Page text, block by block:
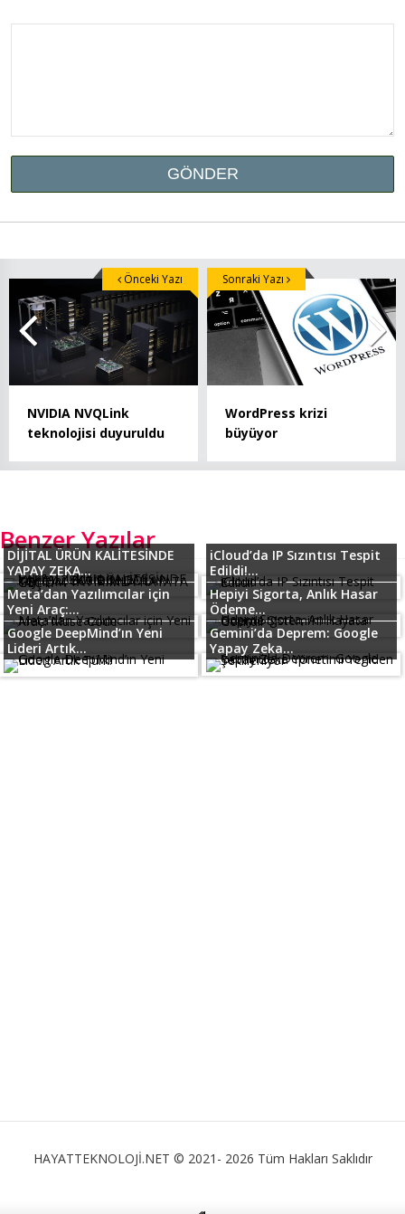
NVIDIA NVQLink
teknolojisi duyuruldu
Önceki Yazı
WordPress krizi
büyüyor
Sonraki Yazı
Benzer Yazılar
DİJİTAL ÜRÜN KALİTESİNDE
YAPAY ZEKA...
iCloud’da IP Sızıntısı Tespit
Edildi!...
Meta’dan Yazılımcılar için
Yeni Araç:...
Hepiyi Sigorta, Anlık Hasar
Ödeme...
Google DeepMind’ın Yeni
Lideri Artık...
Gemini’da Deprem: Google
Yapay Zeka...
HAYATTEKNOLOJİ.NET © 2021- 2026 Tüm Hakları Saklıdır